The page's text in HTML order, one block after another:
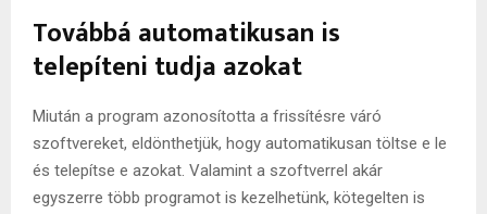
Továbbá automatikusan is
telepíteni tudja azokat
Miután a program azonosította a frissítésre váró
szoftvereket, eldönthetjük, hogy automatikusan töltse e le
és telepítse e azokat. Valamint a szoftverrel akár
egyszerre több programot is kezelhetünk, kötegelten is